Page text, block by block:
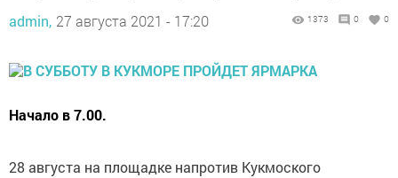
admin, 27 августа 2021 - 17:20 1373 0 0
Начало в 7.00.
28 августа на площадке напротив Кукмоского